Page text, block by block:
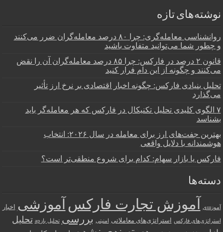
نوشته‌های تازه
روانشناسی معامله‌گری: چرا ۸۰ درصد معامله‌گران ضرر می‌کنند
و چطور شما می‌توانید متفاوت باشید
قانون ۲ درصد در فارکس: چرا ۸۵ درصد معامله‌گران آن را نقض
می‌کنند و چگونه از این دام فرار کنید
تحلیل بنیادی فارکس: چگونه اخبار اقتصادی بر نرخ ارز تأثیر
می‌گذارد
۷ الگوی کلیدی تحلیل تکنیکال در فارکس که هر معامله‌گر باید
بشناسد
بهترین جفت‌های ارز برای معامله در سال ۲۰۲۶: انتخاب
هوشمندانه با دلایل واقعی
فارکس یا بازار سهام: کدام برای شروع منطقی‌تر است؟
دسته‌ها
آموزшی آموزش تجارت فارکس آموزشی اخبار
استراتژی‌های فارکس استراتژی‌های معاملاتی امنیتی بررسی تحلیل بازар
تحلیل